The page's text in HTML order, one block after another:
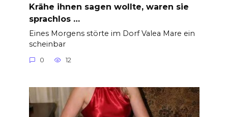
Krähe ihnen sagen wollte, waren sie
sprachlos …
Eines Morgens störte im Dorf Valea Mare ein
scheinbar
0 12